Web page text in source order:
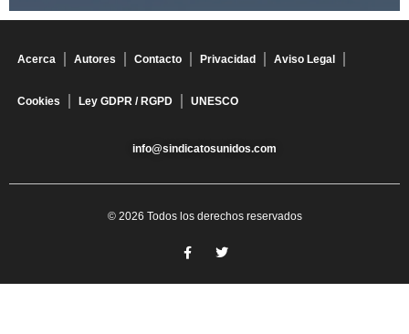
Acerca Autores Contacto Privacidad Aviso Legal
Cookies Ley GDPR / RGPD UNESCO
info@sindicatosunidos.com
© 2026 Todos los derechos reservados